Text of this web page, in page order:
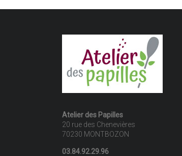
Atelier des Papilles
20 rue des Chenevières
70230 MONTBOZON
03.84.92.29.96